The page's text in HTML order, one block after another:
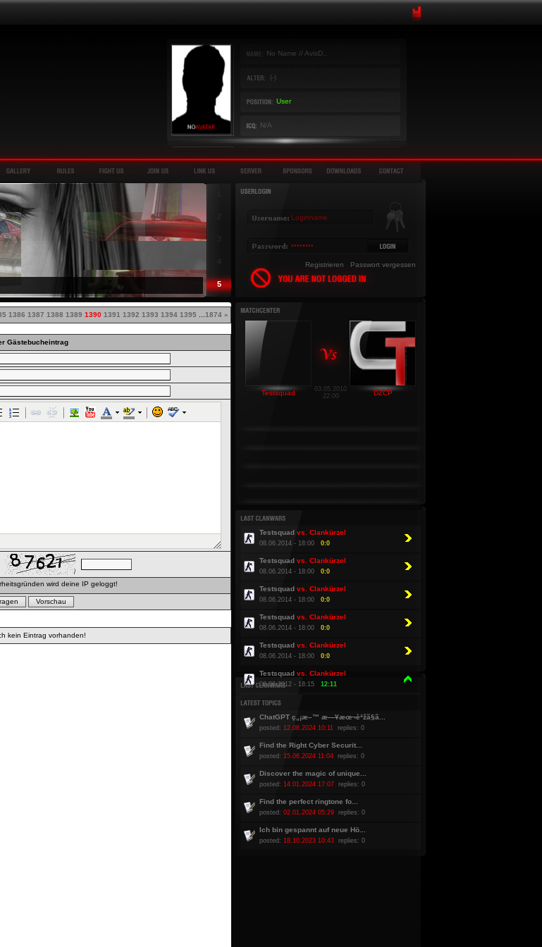
No Name // AvisD..
(-)
User
N/A
3
4
5
Registrieren Passwort vergessen
1386 1387 1388 1389 1390 1391 1392 1393 1394 1395 1874 »
Gästebucheintrag
wird deine IP geloggt!
kein Eintrag vorhanden!
Testsquad
03.05.2010
22:00
DZCP
Testsquad vs. Clankürzel
08.06.2014 - 18:00 0:0
Testsquad vs. Clankürzel
08.06.2014 - 18:00 0:0
Testsquad vs. Clankürzel
08.06.2014 - 18:00 0:0
Testsquad vs. Clankürzel
08.06.2014 - 18:00 0:0
Testsquad vs. Clankürzel
08.06.2014 - 18:00 0:0
Testsquad vs. Clankürzel
08.06.2012 - 18:15 12:11
ChatGPT ç„¡æ–™ æ—¥æœ¬èªžã§ã...
posted: 12.08.2024 10:11 replies: 0
Find the Right Cyber Securit...
posted: 15.06.2024 11:04 replies: 0
Discover the magic of unique...
posted: 14.01.2024 17:07 replies: 0
Find the perfect ringtone fo...
posted: 02.01.2024 05:29 replies: 0
Ich bin gespannt auf neue Hö...
posted: 18.10.2023 10:43 replies: 0